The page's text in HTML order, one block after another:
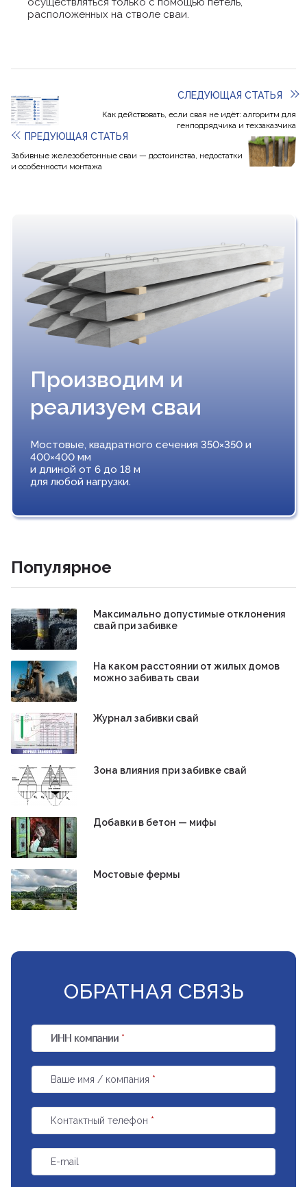
расположенных на стволе сваи.
ПРЕДУЮЩАЯ СТАТЬЯ
Забивные железобетонные сваи — достоинства, недостатки
и особенности монтажа
СЛЕДУЮЩАЯ СТАТЬЯ
Как действовать, если свая не идёт: алгоритм для
генподрядчика и техзаказчика
Производим и
реализуем сваи
Мостовые, квадратного сечения 350×350 и
400×400 мм
и длиной от 6 до 18 м
для любой нагрузки.
Популярное
Максимально допустимые отклонения
свай при забивке
На каком расстоянии от жилых домов
можно забивать сваи
Журнал забивки свай
Зона влияния при забивке свай
Добавки в бетон — мифы
Мостовые фермы
ОБРАТНАЯ СВЯЗЬ
ИНН компании *
Ваше имя / компания *
Контактный телефон *
E-mail